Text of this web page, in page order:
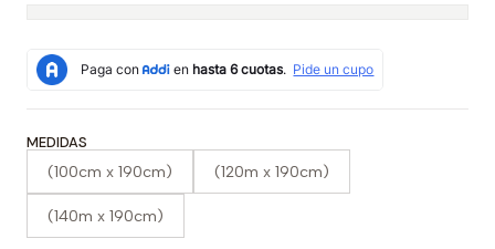
MEDIDAS
(100cm x 190cm) (120m x 190cm)
(140m x 190cm)